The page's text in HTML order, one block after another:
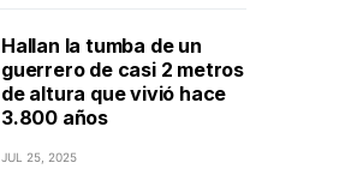
Hallan la tumba de un
guerrero de casi 2 metros
de altura que vivió hace
3.800 años
JUL 25, 2025